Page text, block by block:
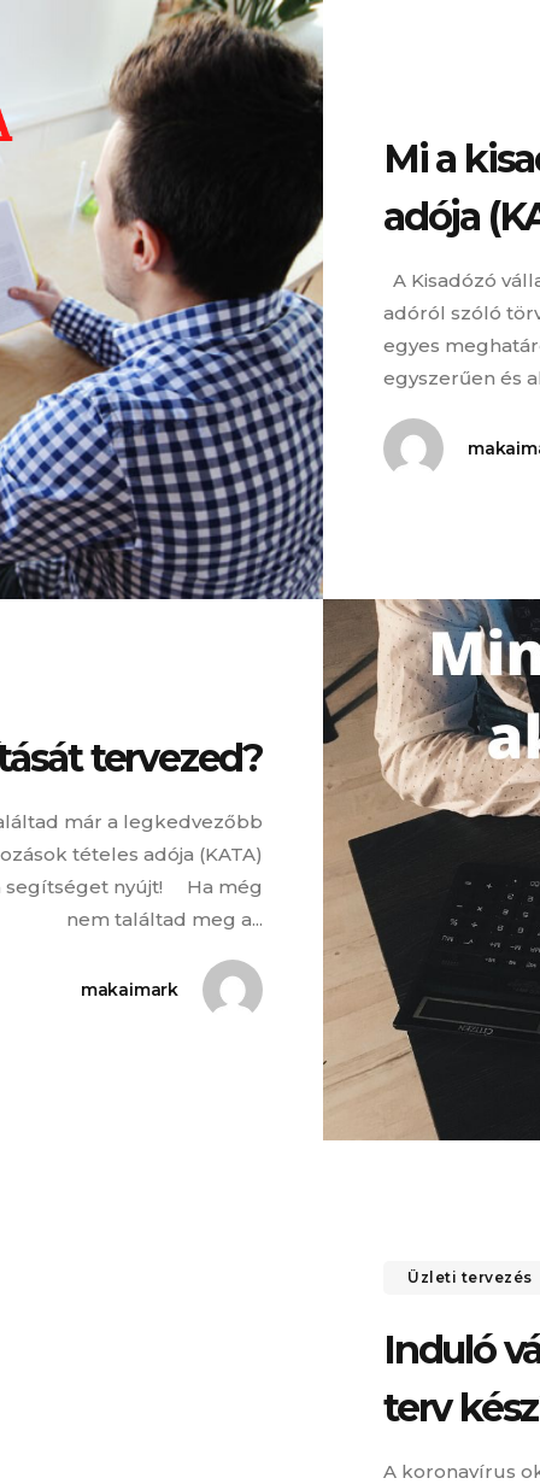
Mi a
adója
A Kisadózó
adóról szóló
egyes
egyszerűen és
tervezed?
már a legkedvezőbb
tételes adója (KATA)
segítséget nyújt! Ha még
nem találtad meg a...
makaimark
Üzleti tervezés
Induló
terv
A koronavírus